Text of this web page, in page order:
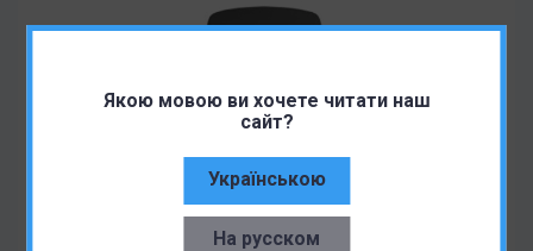
Якою мовою ви хочете читати наш
сайт?
Українською
На русском